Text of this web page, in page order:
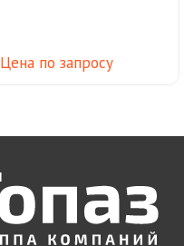
Цена по запросу